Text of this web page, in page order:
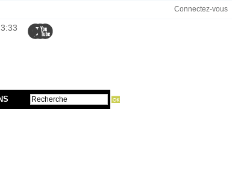
Connectez-vous
3:33